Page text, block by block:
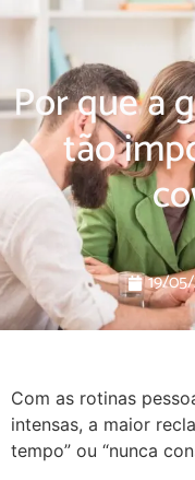
Por que a
tão
19/
Com as rotinas
intensas, a maior
tempo” ou “nunca